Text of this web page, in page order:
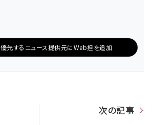
優先するニュース提供元にWeb担を追加
次の記事